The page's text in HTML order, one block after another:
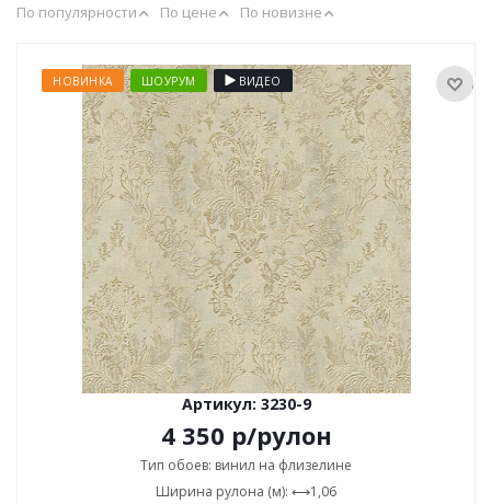
По популярности По цене По новизне
НОВИНКА ШОУРУМ ВИДЕО
Артикул: 3230-9
4 350 р/рулон
Тип обоев: винил на флизелине
Ширина рулона (м): ⟷1,06